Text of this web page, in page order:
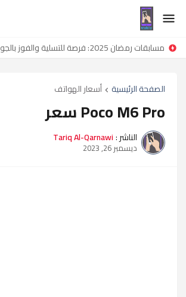
مسابقات رمضان 2025: فرصة للتسلية والفوز بالجوائز
الصفحة الرئيسية أسعار الهواتف
Poco M6 Pro سعر
الناشر :Tariq Al-Qarnawi
ديسمبر 26, 2023